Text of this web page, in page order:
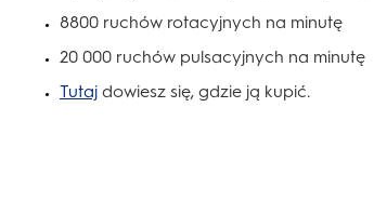
8800 ruchów rotacyjnych na minutę
20 000 ruchów pulsacyjnych na minutę
Tutaj dowiesz się, gdzie ją kupić.